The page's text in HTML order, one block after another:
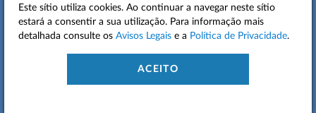
MAPA DO SITE
CONTACTOS
Este sítio utiliza cookies. Ao continuar a navegar neste sítio
estará a consentir a sua utilização. Para informação mais
detalhada consulte os Avisos Legais e a Política de Privacidade.
ACEITO